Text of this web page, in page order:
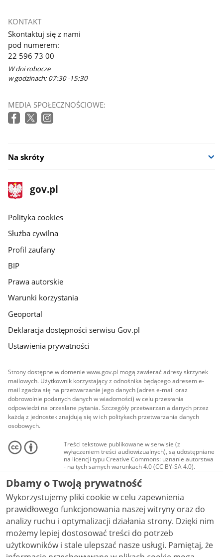
KONTAKT
Skontaktuj się z nami
pod numerem:
22 596 73 00
W dni robocze
w godzinach: 07:30 -15:30
MEDIA SPOŁECZNOŚCIOWE:
Na skróty
stopka
gov.pl
Strona
gov.pl
gov.pl
Polityka cookies
Służba cywilna
Profil zaufany
BIP
Prawa autorskie
Warunki korzystania
Geoportal
Deklaracja dostępności serwisu Gov.pl
Ustawienia prywatności
Strony dostępne w domenie www.gov.pl mogą zawierać adresy skrzynek
mailowych. Użytkownik korzystający z odnośnika będącego adresem e-
mail zgadza się na przetwarzanie jego danych (adres e-mail oraz
dobrowolnie podanych danych w wiadomości) w celu przesłania
odpowiedzi na przesłane pytania. Szczegóły przetwarzania danych przez
każdą z jednostek znajdują się w ich politykach przetwarzania danych
osobowych.
Treści tekstowe publikowane w serwisie (z
wyłączeniem treści audiowizualnych), są udostępniane
na licencji typu Creative Commons: uznanie autorstwa
- na tych samych warunkach 4.0 (CC BY-SA 4.0).
Materiały audiowizualne, w tym zdjęcia, materiały
audio i wideo, są udostępniane na licencji typu
Creative Commons: uznanie autorstwa użycie
niekomercyjne - bez utworów zależnych 4.0 (CC BY-
NC-ND 4.0), o ile nie jest to stwierdzone inaczej.
Dbamy o Twoją prywatność
Wykorzystujemy pliki cookie w celu zapewnienia
prawidłowego funkcjonowania naszej witryny oraz do
analizy ruchu i optymalizacji działania strony. Dzięki nim
możemy lepiej dostosować treści do potrzeb
użytkowników i stale ulepszać nasze usługi. Pamiętaj, że